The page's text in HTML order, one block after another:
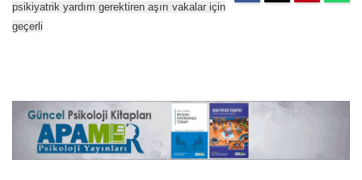
psikiyatrik yardım gerektiren aşırı vakalar için
geçerli